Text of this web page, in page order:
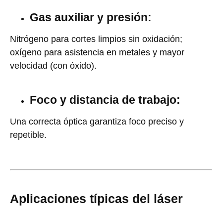
Gas auxiliar y presión:
Nitrógeno para cortes limpios sin oxidación;
oxígeno para asistencia en metales y mayor
velocidad (con óxido).
Foco y distancia de trabajo:
Una correcta óptica garantiza foco preciso y
repetible.
Aplicaciones típicas del láser